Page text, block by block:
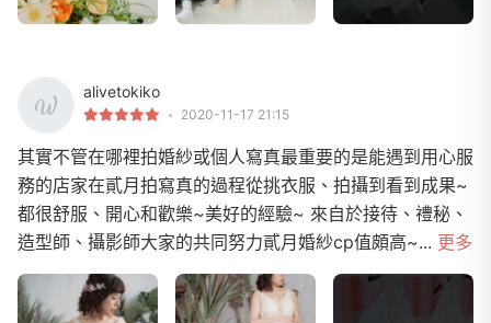
alivetokiko
2020-11-17 21:15
其實不管在哪裡拍婚紗或個人寫真最重要的是能遇到用心服
務的店家在貳月拍寫真的過程從挑衣服、拍攝到看到成果~
都很舒服、開心和歡樂~美好的經驗~ 來自於接待、禮秘、
造型師、攝影師大家的共同努力貳月婚紗cp值頗高~... 更多